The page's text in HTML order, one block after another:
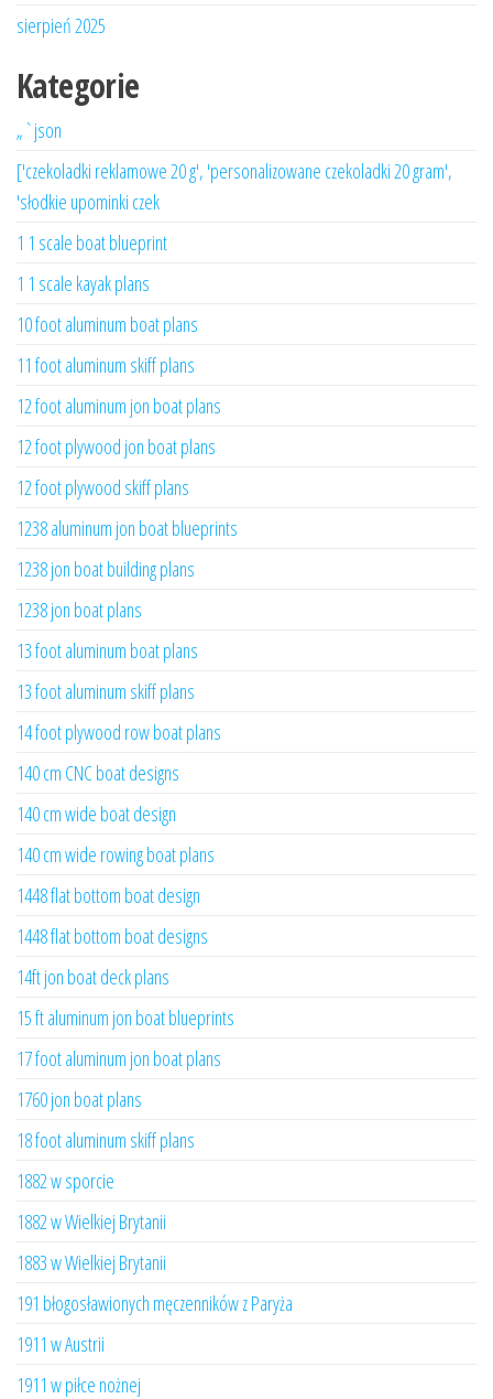
sierpień 2025
Kategorie
„`json
['czekoladki reklamowe 20 g', 'personalizowane czekoladki 20 gram',
'słodkie upominki czek
1 1 scale boat blueprint
1 1 scale kayak plans
10 foot aluminum boat plans
11 foot aluminum skiff plans
12 foot aluminum jon boat plans
12 foot plywood jon boat plans
12 foot plywood skiff plans
1238 aluminum jon boat blueprints
1238 jon boat building plans
1238 jon boat plans
13 foot aluminum boat plans
13 foot aluminum skiff plans
14 foot plywood row boat plans
140 cm CNC boat designs
140 cm wide boat design
140 cm wide rowing boat plans
1448 flat bottom boat design
1448 flat bottom boat designs
14ft jon boat deck plans
15 ft aluminum jon boat blueprints
17 foot aluminum jon boat plans
1760 jon boat plans
18 foot aluminum skiff plans
1882 w sporcie
1882 w Wielkiej Brytanii
1883 w Wielkiej Brytanii
191 błogosławionych męczenników z Paryża
1911 w Austrii
1911 w piłce nożnej